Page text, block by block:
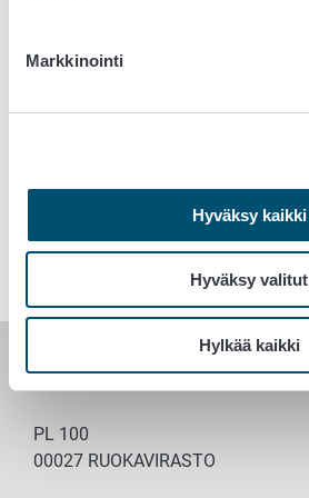
Markkinointi
Hyväksy kaikki
Hyväksy valitut
Hylkää kaikki
RUOKAVIRASTO
PL 100
00027 RUOKAVIRASTO